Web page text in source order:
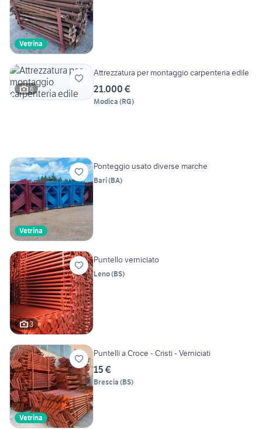
Vetrina
6
Attrezzatura per montaggio carpenteria edile
21.000 €
Modica (RG)
Vetrina
Ponteggio usato diverse marche
Bari(BA)
3
Puntello verniciato
Leno(BS)
Vetrina
Puntelli a Croce - Cristi - Verniciati
15 €
Brescia (BS)